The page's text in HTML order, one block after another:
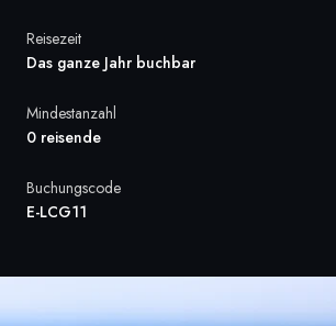
Reisezeit
Das ganze Jahr buchbar
Mindestanzahl
0 reisende
Buchungscode
E-LCG11